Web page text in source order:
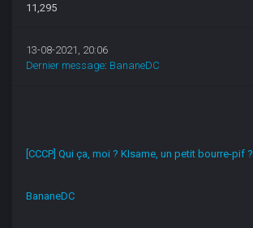
11,295
13-08-2021, 20:06
Dernier message: BananeDC
[CCCP] Qui ça, moi ? KIsame, un petit bourre-pif ?
BananeDC